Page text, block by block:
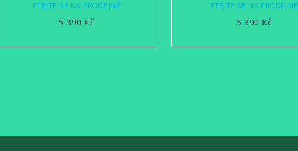
PTEJTE SE NA PRODEJNĚ
5 390 Kč
PTEJTE SE NA PRODEJNĚ
5 390 Kč